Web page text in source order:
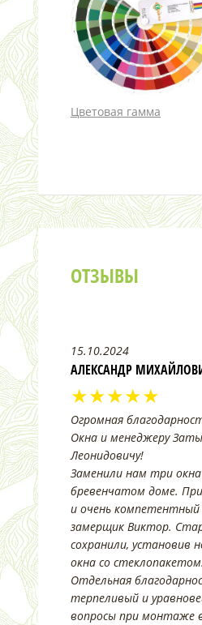
Цветовая гамма
ОТЗЫВЫ
15.10.2024
АЛЕКСАНДР
★★★★★
Огромная
Окна и менеджеру
Леонидовичу!
Заменили нам три
бревенчатом доме.
и очень компетентный
замерщик Виктор.
сохранили, установив
окна со стеклопакетом.
Отдельная
терпеливый и
вопросы при монтаже